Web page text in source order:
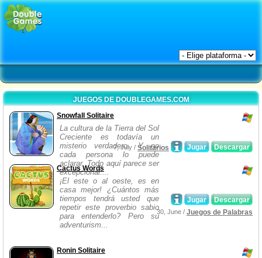
JUEGOS DE DOUBLEGAMES.COM
Snowfall Solitaire
La cultura de la Tierra del Sol
Creciente es todavía un
misterio verdadero. Y no
cada persona lo puede
aclarar. Todo aquí parece ser
excepcional:...
Descargar
Jugar
7, July / Solitarios
Cactus Words
¡El este o al oeste, es en
casa mejor! ¿Cuántos más
tiempos tendrá usted que
repetir este proverbio sabio
para entenderlo? Pero su
adventurism...
Descargar
Jugar
30, June / Juegos de Palabras
Ronin Solitaire